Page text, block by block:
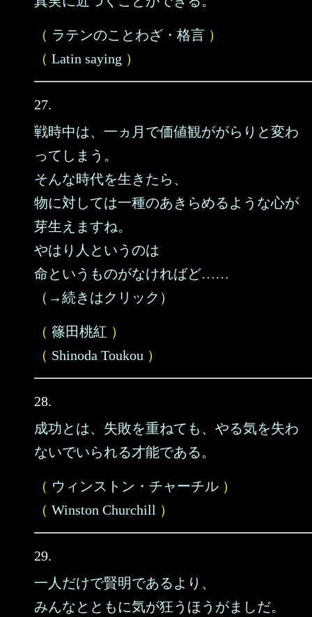
（ ラテンのことわざ・格言 ）
（ Latin saying ）
27.
戦時中は、一ヵ月で価値観ががらりと変わ
ってしまう。
そんな時代を生きたら、
物に対しては一種のあきらめるような心が
芽生えますね。
やはり人というのは
命というものがなければど……
（→続きはクリック）
（ 篠田桃紅 ）
（ Shinoda Toukou ）
28.
成功とは、失敗を重ねても、やる気を失わ
ないでいられる才能である。
（ ウィンストン・チャーチル ）
（ Winston Churchill ）
29.
一人だけで賢明であるより、
みんなとともに気が狂うほうがましだ。